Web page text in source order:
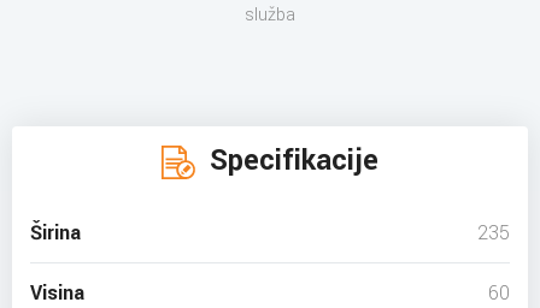
služba
Specifikacije
Širina 235
Visina 60